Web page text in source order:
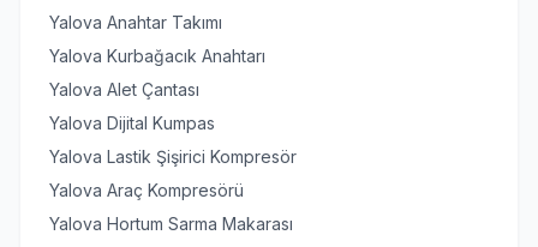
Yalova Anahtar Takımı
Yalova Kurbağacık Anahtarı
Yalova Alet Çantası
Yalova Dijital Kumpas
Yalova Lastik Şişirici Kompresör
Yalova Araç Kompresörü
Yalova Hortum Sarma Makarası